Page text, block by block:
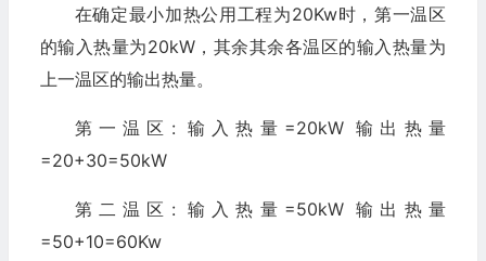
在确定最小加热公用工程为20Kw时，第一温区
的输入热量为20kW，其余其余各温区的输入热量为
上一温区的输出热量。
第一温区: 输入热量=20kW 输出热量
=20+30=50kW
第二温区: 输入热量=50kW 输出热量
=50+10=60Kw